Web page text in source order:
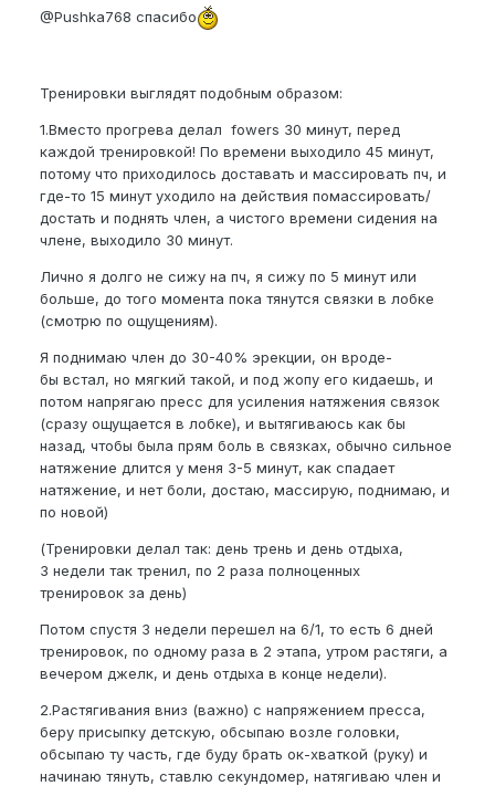
@Pushka768 спасибо
Тренировки выглядят подобным образом:
1.Вместо прогрева делал fowers 30 минут, перед
каждой тренировкой! По времени выходило 45 минут,
потому что приходилось доставать и массировать пч, и
где-то 15 минут уходило на действия помассировать/
достать и поднять член, а чистого времени сидения на
члене, выходило 30 минут.
Лично я долго не сижу на пч, я сижу по 5 минут или
больше, до того момента пока тянутся связки в лобке
(смотрю по ощущениям).
Я поднимаю член до 30-40% эрекции, он вроде-
бы встал, но мягкий такой, и под жопу его кидаешь, и
потом напрягаю пресс для усиления натяжения связок
(сразу ощущается в лобке), и вытягиваюсь как бы
назад, чтобы была прям боль в связках, обычно сильное
натяжение длится у меня 3-5 минут, как спадает
натяжение, и нет боли, достаю, массирую, поднимаю, и
по новой)
(Тренировки делал так: день трень и день отдыха,
3 недели так тренил, по 2 раза полноценных
тренировок за день)
Потом спустя 3 недели перешел на 6/1, то есть 6 дней
тренировок, по одному раза в 2 этапа, утром растяги, а
вечером джелк, и день отдыха в конце недели).
2.Растягивания вниз (важно) с напряжением пресса,
беру присыпку детскую, обсыпаю возле головки,
обсыпаю ту часть, где буду брать ок-хваткой (руку) и
начинаю тянуть, ставлю секундомер, натягиваю член и